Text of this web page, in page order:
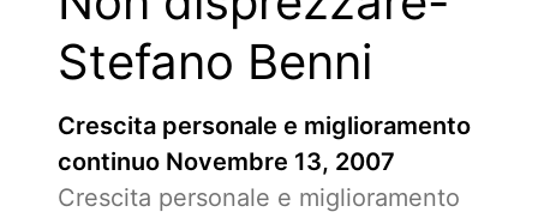
Stefano Benni
Crescita personale e miglioramento
continuo Novembre 13, 2007
Crescita personale e miglioramento